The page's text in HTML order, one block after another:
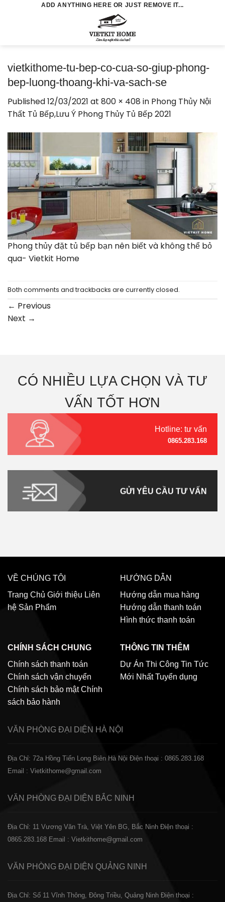
ADD ANYTHING HERE OR JUST REMOVE IT...
vietkithome-tu-bep-co-cua-so-giup-phong-
bep-luong-thoang-khi-va-sach-se
Published12/03/2021 at 800 × 408 in Phong Thủy Nội
Thất Tủ Bếp,Lưu Ý Phong Thủy Tủ Bếp 2021
Phong thủy đặt tủ bếp bạn nên biết và không thể bỏ
qua- Vietkit Home
Both comments and trackbacks are currently closed.
← Previous
Next →
CÓ NHIỀU LỰA CHỌN VÀ TƯ
VẤN TỐT HƠN
Hotline: tư vấn
0865.283.168
GỬI YÊU CẦU TƯ VẤN
VỀ CHÚNG TÔI
Trang Chủ Giới thiệu Liên
hệ Sản Phẩm
HƯỚNG DẪN
Hướng dẫn mua hàng
Hướng dẫn thanh toán
Hình thức thanh toán
CHÍNH SÁCH CHUNG
Chính sách thanh toán
Chính sách vận chuyển
Chính sách bảo mật Chính
sách bảo hành
THÔNG TIN THÊM
Dự Án Thi Công Tin Tức
Mới Nhất Tuyển dụng
VĂN PHÒNG ĐẠI DIỆN HÀ NỘI
Địa Chỉ: 72a Hồng Tiến Long Biên Hà Nội Điện thoại : 0865.283.168
Email : Vietkithome@gmail.com
VĂN PHÒNG ĐẠI DIỆN BẮC NINH
Địa Chỉ: 11 Vương Văn Trà, Việt Yên BG, Bắc Ninh Điện thoại :
0865.283.168 Email : Vietkithome@gmail.com
VĂN PHÒNG ĐẠI DIỆN QUẢNG NINH
Địa Chỉ: Số 11 Vĩnh Thông, Đông Triều, Quảng Ninh Điện thoại :